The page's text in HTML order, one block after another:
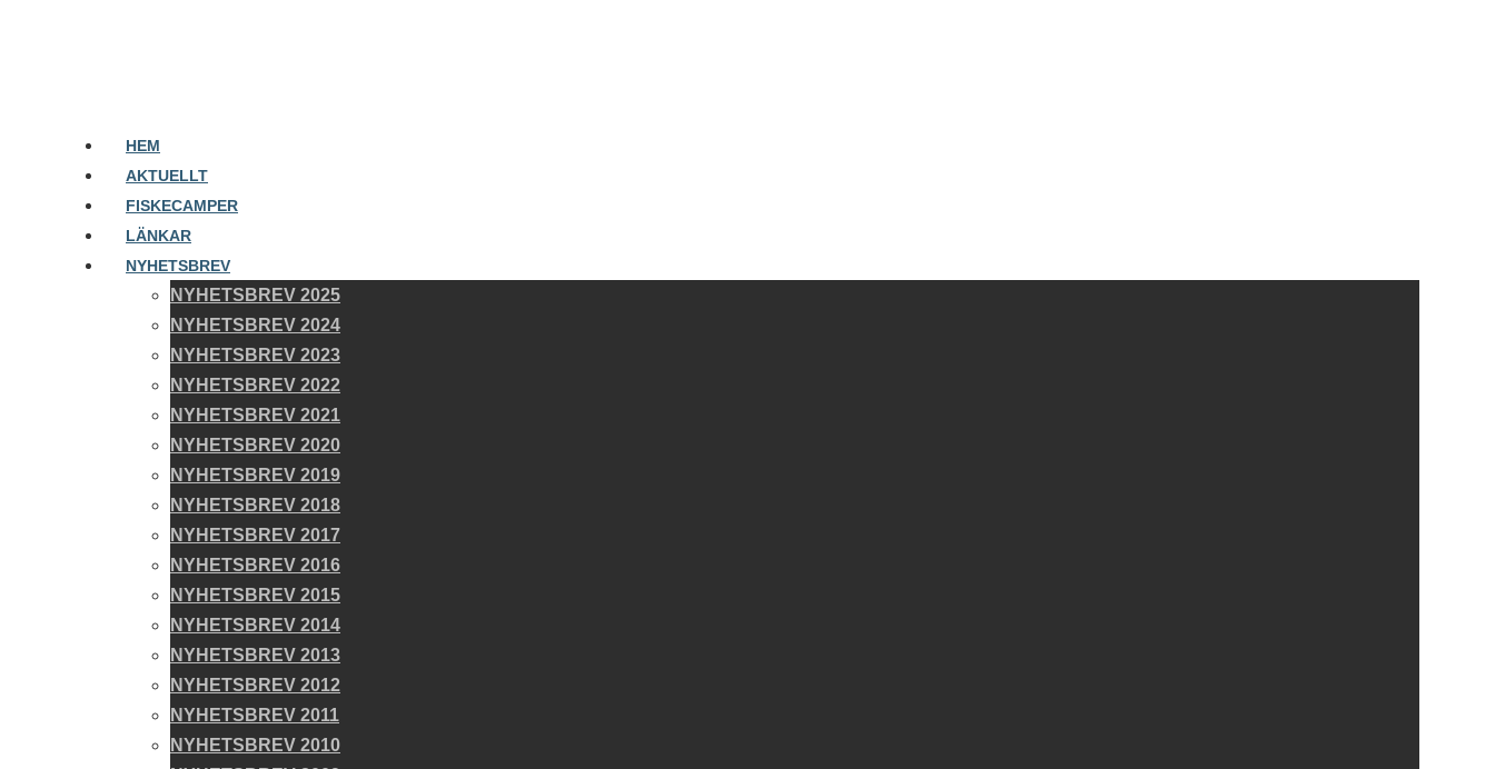
HEM
AKTUELLT
FISKECAMPER
LÄNKAR
NYHETSBREV
NYHETSBREV 2025
NYHETSBREV 2024
NYHETSBREV 2023
NYHETSBREV 2022
NYHETSBREV 2021
NYHETSBREV 2020
NYHETSBREV 2019
NYHETSBREV 2018
NYHETSBREV 2017
NYHETSBREV 2016
NYHETSBREV 2015
NYHETSBREV 2014
NYHETSBREV 2013
NYHETSBREV 2012
NYHETSBREV 2011
NYHETSBREV 2010